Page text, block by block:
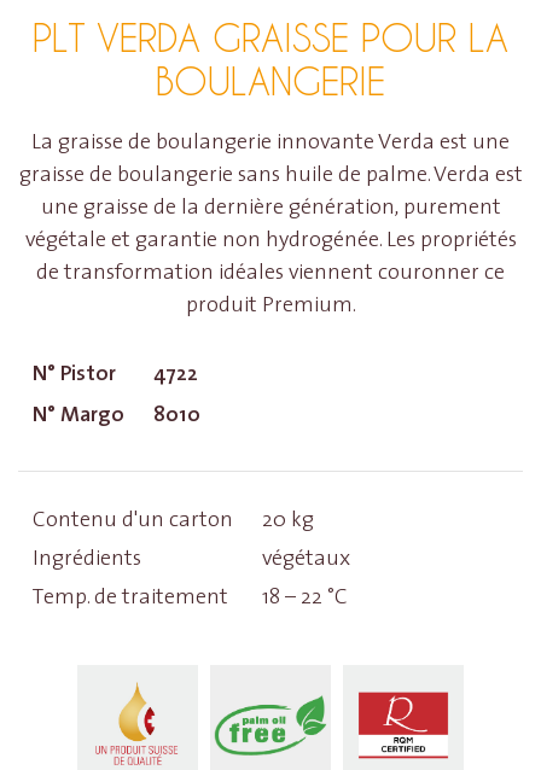
PLT VERDA GRAISSE POUR LA
BOULANGERIE
La graisse de boulangerie innovante Verda est une
graisse de boulangerie sans huile de palme. Verda est
une graisse de la dernière génération, purement
végétale et garantie non hydrogénée. Les propriétés
de transformation idéales viennent couronner ce
produit Premium.
N° Pistor
4722
N° Margo
8010
Contenu d'un carton
20 kg
Ingrédients
végétaux
Temp. de traitement
18 – 22 °C